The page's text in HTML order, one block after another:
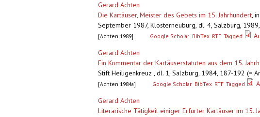
Gerard Achten
Die Kartäuser, Meister des Gebets im 15. Jahrhundert,
September 1987, Klosterneuburg, dl. 4, Salzburg,
[Achten 1989] Google Scholar BibTex RTF Tagged
Gerard Achten
Ein Kommentar der Kartäuserstatuten aus dem 15.
Stift Heiligenkreuz , dl. 1, Salzburg, 1984, 187-192 (=
[Achten 1984a] Google Scholar BibTex RTF Tagged
Gerard Achten
Literarische Tätigkeit einiger Erfurter Kartäuser im 15.